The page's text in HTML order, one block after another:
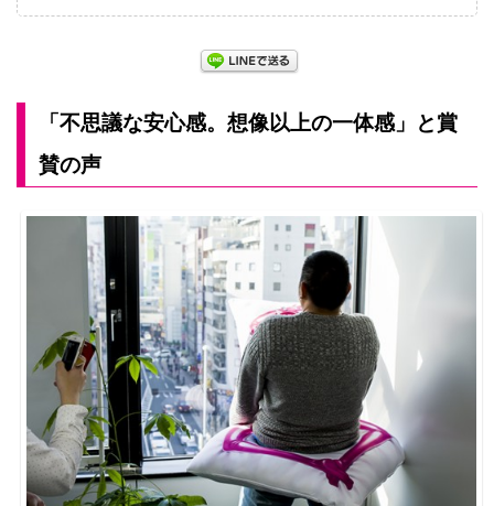
「不思議な安心感。想像以上の一体感」と賞
賛の声